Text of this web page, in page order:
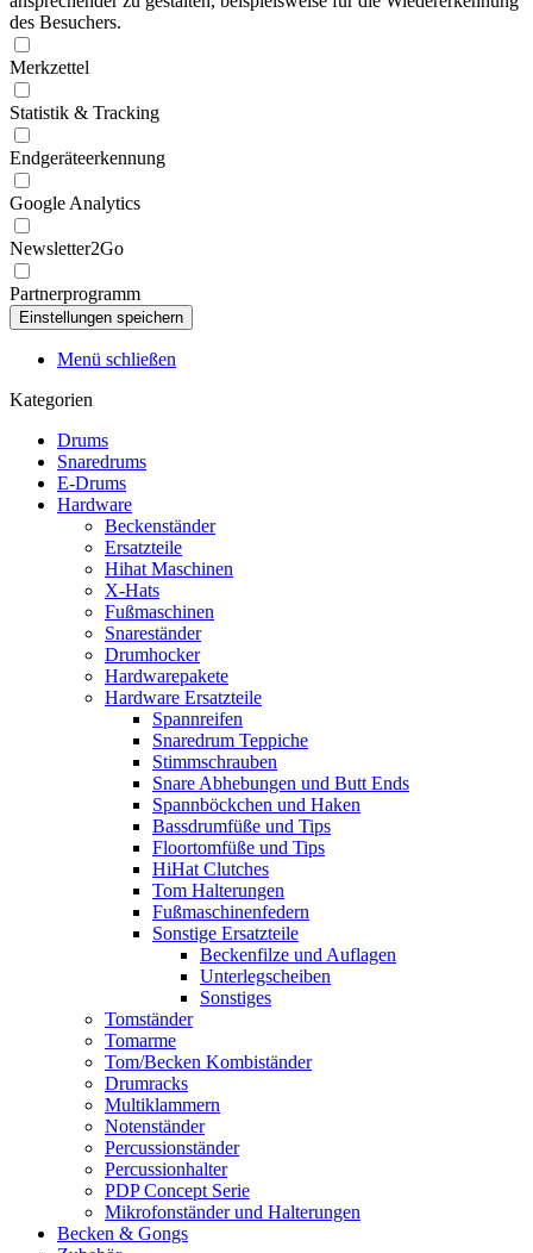
des Besuchers.
Merkzettel
Statistik & Tracking
Endgeräteerkennung
Google Analytics
Newsletter2Go
Partnerprogramm
Menü schließen
Kategorien
Drums
Snaredrums
E-Drums
Hardware
Beckenständer
Ersatzteile
Hihat Maschinen
X-Hats
Fußmaschinen
Snareständer
Drumhocker
Hardwarepakete
Hardware Ersatzteile
Spannreifen
Snaredrum Teppiche
Stimmschrauben
Snare Abhebungen und Butt Ends
Spannböckchen und Haken
Bassdrumfüße und Tips
Floortomfüße und Tips
HiHat Clutches
Tom Halterungen
Fußmaschinenfedern
Sonstige Ersatzteile
Beckenfilze und Auflagen
Unterlegscheiben
Sonstiges
Tomständer
Tomarme
Tom/Becken Kombiständer
Drumracks
Multiklammern
Notenständer
Percussionständer
Percussionhalter
PDP Concept Serie
Mikrofonständer und Halterungen
Becken & Gongs